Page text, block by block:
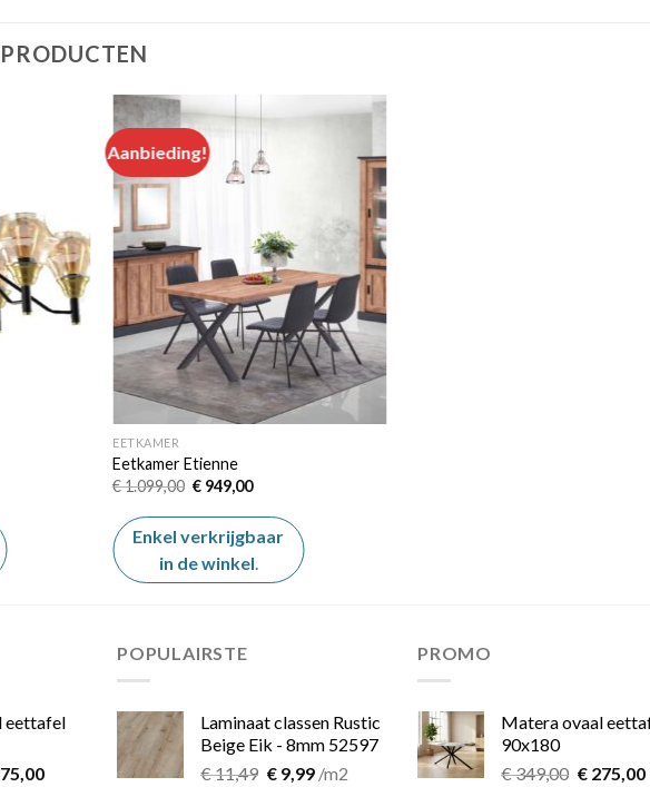
wishlist
Aanbieding!
wishlist
EETKAMER
Eetkamer Etienne
€1.099,00 Oorspronkelijke
was:
€ 1.099,00.
€ 949,00Huidige
is:
€ 949,00.
Enkel verkrijgbaar
in de winkel.
eettafel
Huidige
POPULAIRSTE
Laminaat classen Rustic
Beige Eik - 8mm 52597
€11,49 Oorspronkelijke
€9,99Huidige
/m2
PROMO
Matera ovaal
90x180
€349,00 €275,00